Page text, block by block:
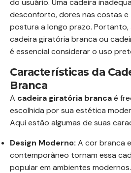
do usuário. Uma cadeira
desconforto, dores nas costas e
postura a longo prazo.
cadeira giratória branca ou
é essencial considerar o uso
Características da
Branca
A cadeira giratória brancaé
escolhida por sua estética
Aqui estão algumas de suas
Design Moderno: A cor branca
contemporâneo tornam essa
popular em ambientes modernos.